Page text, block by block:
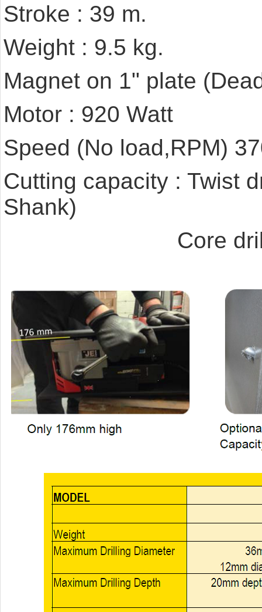
Stroke : 39 m.
Weight : 9.5 kg.
Magnet on 1" plate
Motor : 920 Watt
Speed (No load,RPM)
Cutting capacity : Twist
Shank)
Core drill/